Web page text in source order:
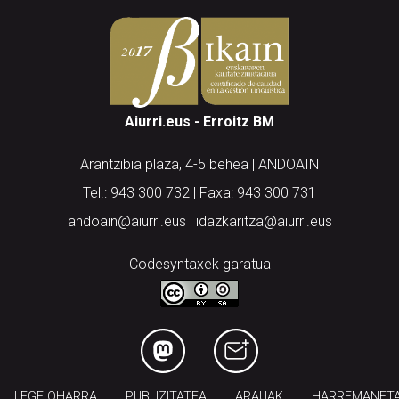
Aiurri.eus - Erroitz BM
Arantzibia plaza, 4-5 behea | ANDOAIN
Tel.: 943 300 732 | Faxa: 943 300 731
andoain@aiurri.eus | idazkaritza@aiurri.eus
Codesyntaxek garatua